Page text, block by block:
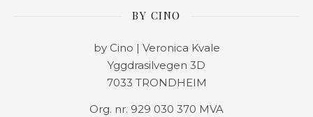
BY CINO
by Cino | Veronica Kvale
Yggdrasilvegen 3D
7033 TRONDHEIM
Org. nr. 929 030 370 MVA